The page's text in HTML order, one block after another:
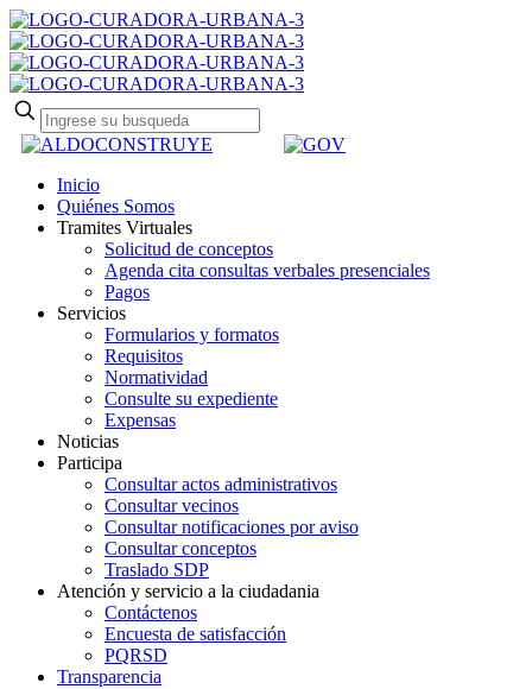
Inicio
Quiénes Somos
Tramites Virtuales
Solicitud de conceptos
Agenda cita consultas verbales presenciales
Pagos
Servicios
Formularios y formatos
Requisitos
Normatividad
Consulte su expediente
Expensas
Noticias
Participa
Consultar actos administrativos
Consultar vecinos
Consultar notificaciones por aviso
Consultar conceptos
Traslado SDP
Atención y servicio a la ciudadania
Contáctenos
Encuesta de satisfacción
PQRSD
Transparencia